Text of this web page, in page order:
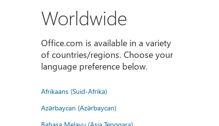
Worldwide
Office.com is available in a variety
of countries/regions. Choose your
language preference below.
Afrikaans (Suid-Afrika)
Azərbaycan (Azərbaycan)
Bahasa Melayu (Asia Tenggara)